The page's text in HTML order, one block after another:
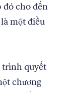
đó cho đến
một điều
trình quyết
chương